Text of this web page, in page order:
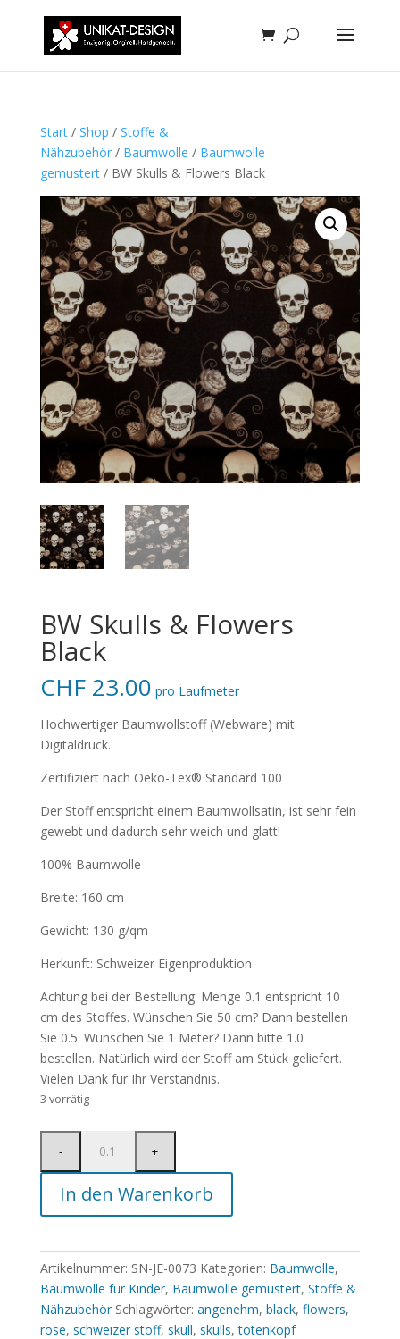
Start/ Shop / Stoffe &
Nähzubehör/ Baumwolle / Baumwolle
gemustert/ BW Skulls & Flowers Black
BW Skulls & Flowers
Black
CHF23.00 pro Laufmeter
Hochwertiger Baumwollstoff (Webware) mit
Digitaldruck.
Zertifiziert nach Oeko-Tex® Standard 100
Der Stoff entspricht einem Baumwollsatin, ist sehr fein
gewebt und dadurch sehr weich und glatt!
100% Baumwolle
Breite: 160 cm
Gewicht: 130 g/qm
Herkunft: Schweizer Eigenproduktion
Achtung bei der Bestellung: Menge 0.1 entspricht 10
cm des Stoffes. Wünschen Sie 50 cm? Dann bestellen
Sie 0.5. Wünschen Sie 1 Meter? Dann bitte 1.0
bestellen. Natürlich wird der Stoff am Stück geliefert.
Vielen Dank für Ihr Verständnis.
3 vorrätig
In den Warenkorb
Artikelnummer: SN-JE-0073 Kategorien: Baumwolle,
Baumwolle für Kinder, Baumwolle gemustert, Stoffe &
Nähzubehör Schlagwörter: angenehm, black, flowers,
rose, schweizer stoff, skull, skulls,totenkopf